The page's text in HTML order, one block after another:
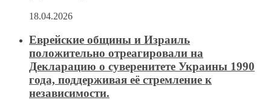
18.04.2026
Еврейские общины и Израиль
положительно отреагировали на
Декларацию о суверенитете Украины 1990
года, поддерживая её стремление к
независимости.